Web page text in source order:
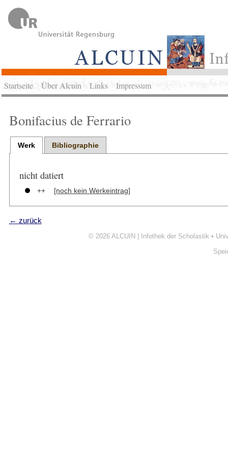
Startseite Über Alcuin Links Impressum
Bonifacius de Ferrario
Werk Bibliographie
nicht datiert
++ [noch kein Werkeintrag]
← zurück
© 2026 ALCUIN | Infothek der Scholastik •